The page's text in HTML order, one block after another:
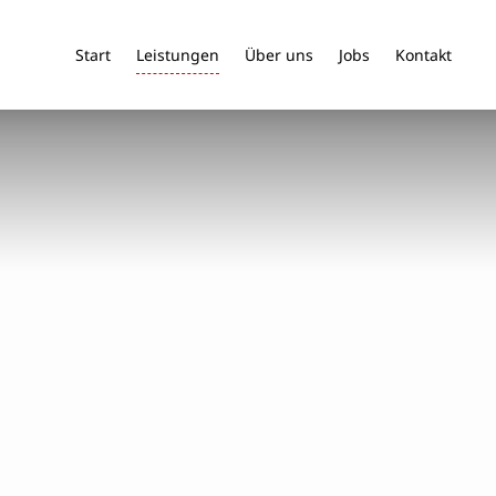
Start Leistungen Über uns Jobs Kontakt